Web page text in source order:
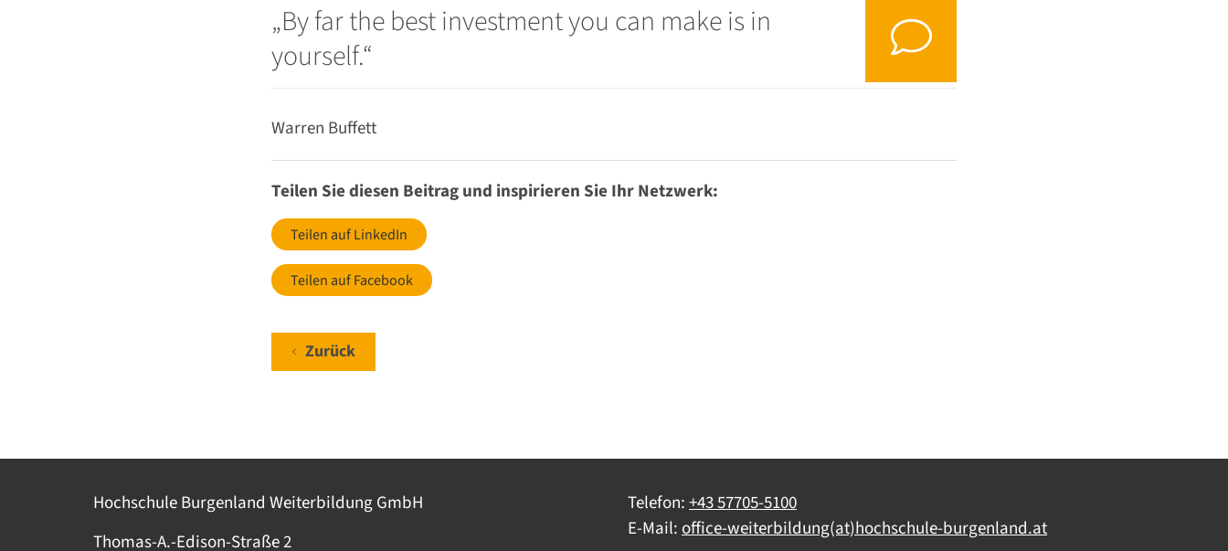
By far the best investment you can make is in
yourself.
Warren Buffett
Teilen Sie diesen Beitrag und inspirieren Sie Ihr Netzwerk:
Teilen auf LinkedIn
Teilen auf Facebook
Zurück
Hochschule Burgenland Weiterbildung GmbH
Thomas-A.-Edison-Straße 2
Telefon:+43 57705-5100
E-Mail:office-weiterbildung(at)hochschule-burgenland.at